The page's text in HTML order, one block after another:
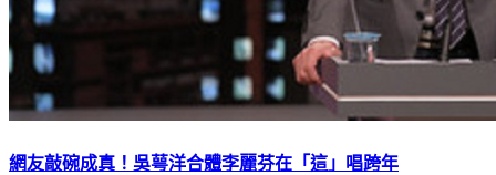
網友敲碗成真！吳萼洋合體李麗芬在「這」唱跨年